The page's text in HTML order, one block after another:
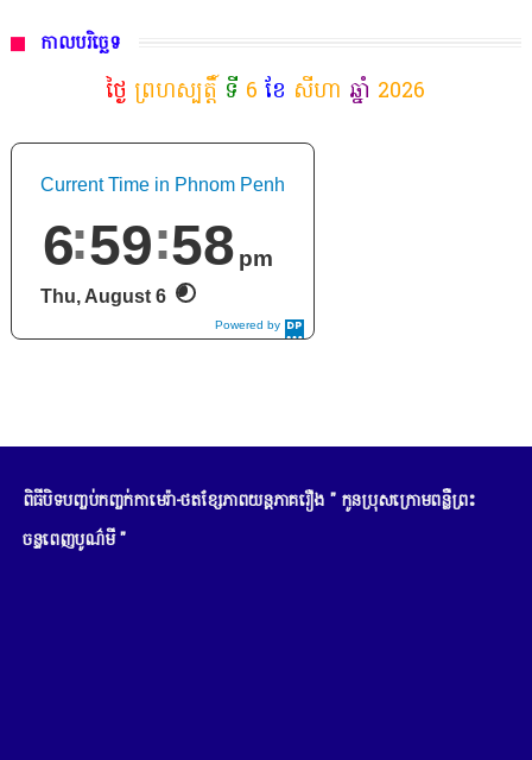
កាលបរិច្ឆេទ
ថ្ងៃ ព្រហស្បត្តិ៍ ទី 6 ខែ សីហា ឆ្នាំ 2026
Powered by
DaysPedia.c
Current Time in Phnom Penh
7 00 01 pm
Thu, August 6
ពិធីបិទបញ្ចប់កញ្ចក់កាមេរ៉ា-ថតខ្សែភាពយន្តភាគរឿង " កូនប្រុសក្រោមពន្លឺព្រះ
ចន្ទពេញបូណ៌មី "